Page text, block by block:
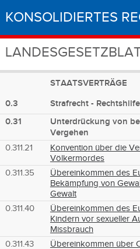
KONSOLIDIERTES
STAATSVERTRÄGE
0.3
Strafrecht - Rechtshilfe
0.31
Unterdrückung von
Vergehen
0.311.21
Konvention über die
Völkermordes
0.311.35
Übereinkommen des
Bekämpfung von
Gewalt
0.311.40
Übereinkommen des
Kindern vor sexueller
Missbrauch
0.311.43
Übereinkommen über